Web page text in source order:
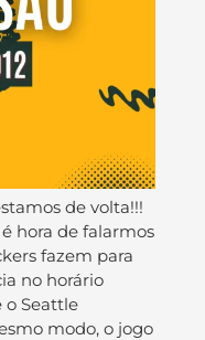
de volta!!!
hora de falarmos
fazem para
no horário
o Seattle
modo, o jogo